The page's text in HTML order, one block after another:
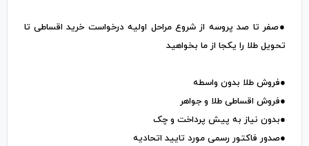
●صفر تا صد پروسه از شروع مراحل اولیه درخواست خرید اقساطی تا
تحویل طلا را یکجا از ما بخواهید
●فروش طلا بدون واسطه
●فروش اقساطی طلا و جواهر
●بدون‌ نیاز به پیش پرداخت و چک
●صدور فاکتور رسمی مورد تایید اتحادیه